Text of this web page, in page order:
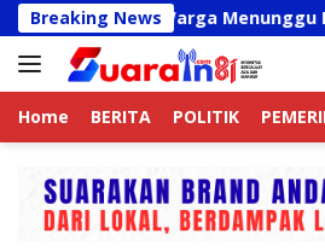
Langsung
ke
konten
Breaking News
Warga Menunggu Bantuan
Home BERITA POLITIK